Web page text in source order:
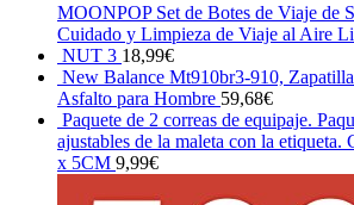
MOONPOP Set de Botes de Viaje de
Cuidado y Limpieza de Viaje al Aire
NUT 3 18,99€
New Balance Mt910br3-910,
Asfalto para Hombre 59,68€
Paquete de 2 correas de equipaje.
ajustables de la maleta con la etiqueta.
x 5CM 9,99€